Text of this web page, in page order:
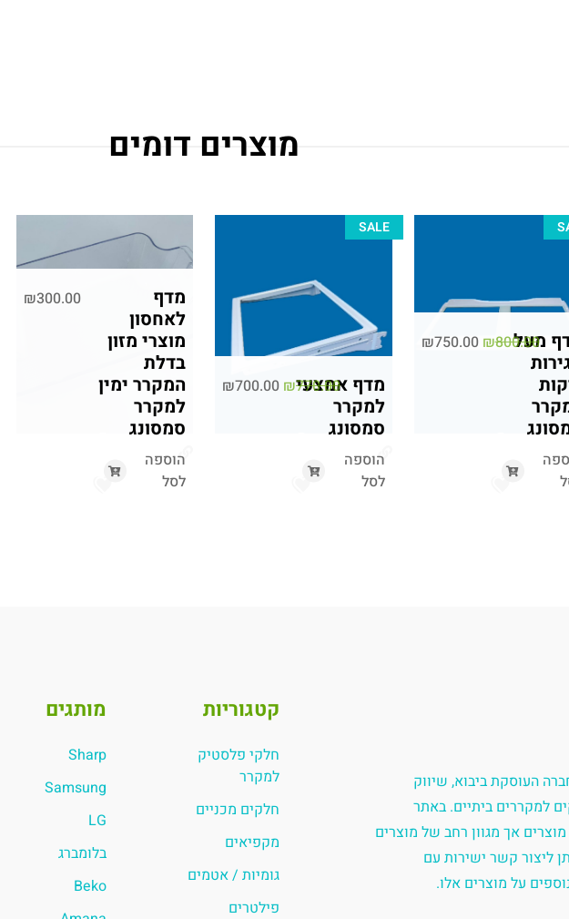
מוצרים דומים
מעל
₪800.00
₪750.00
SALE
מדף אמצעי
למקרר
סמסונג
הוספה
לסל
₪770.00
₪700.00
מדף
לאחסון
מוצרי מזון
בדלת
המקרר ימין
למקרר
סמסונג
הוספה
לסל
₪300.00
העוסקת ביבוא, שיווק
למקררים ביתיים. באתר
אך מגוון רחב של מוצרים
ליצור קשר ישירות עם
על מוצרים אלו.
קטגוריות
חלקי פלסטיק
למקרר
חלקים מכניים
מקפיאים
גומיות / אטמים
פילטרים
מותגים
Sharp
Samsung
LG
בלומברג
Beko